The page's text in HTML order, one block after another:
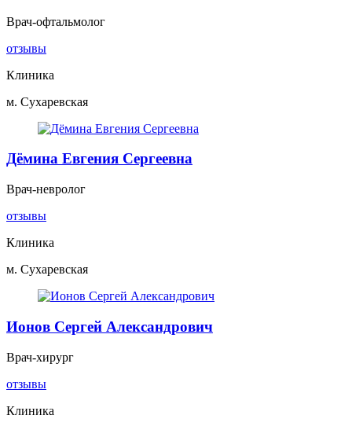
Врач-офтальмолог
отзывы
Клиника
м. Сухаревская
Дёмина Евгения Сергеевна
Врач-невролог
отзывы
Клиника
м. Сухаревская
Ионов Сергей Александрович
Врач-хирург
отзывы
Клиника